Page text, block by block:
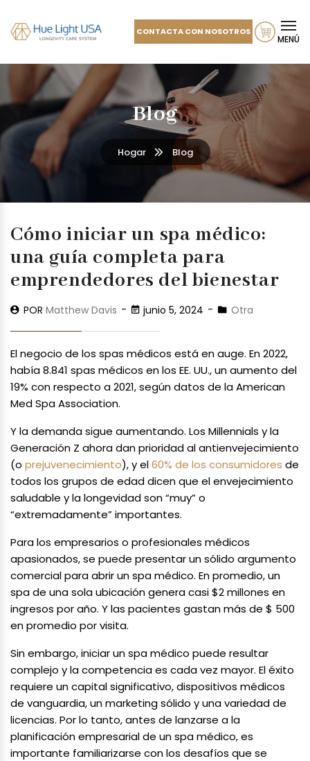
CONTACTA CON NOSOTROS
MENÚ
Blog
Hogar Blog
Cómo iniciar un spa médico:
una guía completa para
emprendedores del bienestar
POR Matthew Davis junio 5, 2024 Otra
El negocio de los spas médicos está en auge. En 2022,
había 8.841 spas médicos en los EE. UU., un aumento del
19% con respecto a 2021, según datos de la American
Med Spa Association.
Y la demanda sigue aumentando. Los Millennials y la
Generación Z ahora dan prioridad al antienvejecimiento
(o prejuvenecimiento), y el60% de los consumidores de
todos los grupos de edad dicen que el envejecimiento
saludable y la longevidad son “muy” o
“extremadamente” importantes.
Para los empresarios o profesionales médicos
apasionados, se puede presentar un sólido argumento
comercial para abrir un spa médico. En promedio, un
spa de una sola ubicación genera casi $2 millones en
ingresos por año. Y las pacientes gastan más de $ 500
en promedio por visita.
Sin embargo, iniciar un spa médico puede resultar
complejo y la competencia es cada vez mayor. El éxito
requiere un capital significativo, dispositivos médicos
de vanguardia, un marketing sólido y una variedad de
licencias. Por lo tanto, antes de lanzarse a la
planificación empresarial de un spa médico, es
importante familiarizarse con los desafíos que se